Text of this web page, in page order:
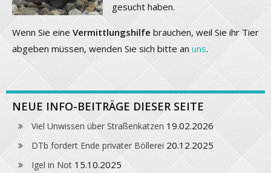
gesucht haben.
Wenn Sie eine Vermittlungshilfe brauchen, weil Sie ihr Tier
abgeben müssen, wenden Sie sich bitte an uns.
NEUE INFO-BEITRÄGE DIESER SEITE
Viel Unwissen über Straßenkatzen 19.02.2026
DTb fordert Ende privater Böllerei 20.12.2025
Igel in Not 15.10.2025